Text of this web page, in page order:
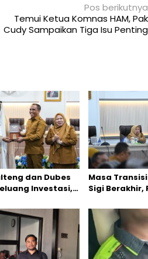
Pos berikutnya
Temui Ketua Komnas HAM, Pak
Cudy Sampaikan Tiga Isu Penting
dan Dubes
Investasi,
Masa
Sigi Berakhir,